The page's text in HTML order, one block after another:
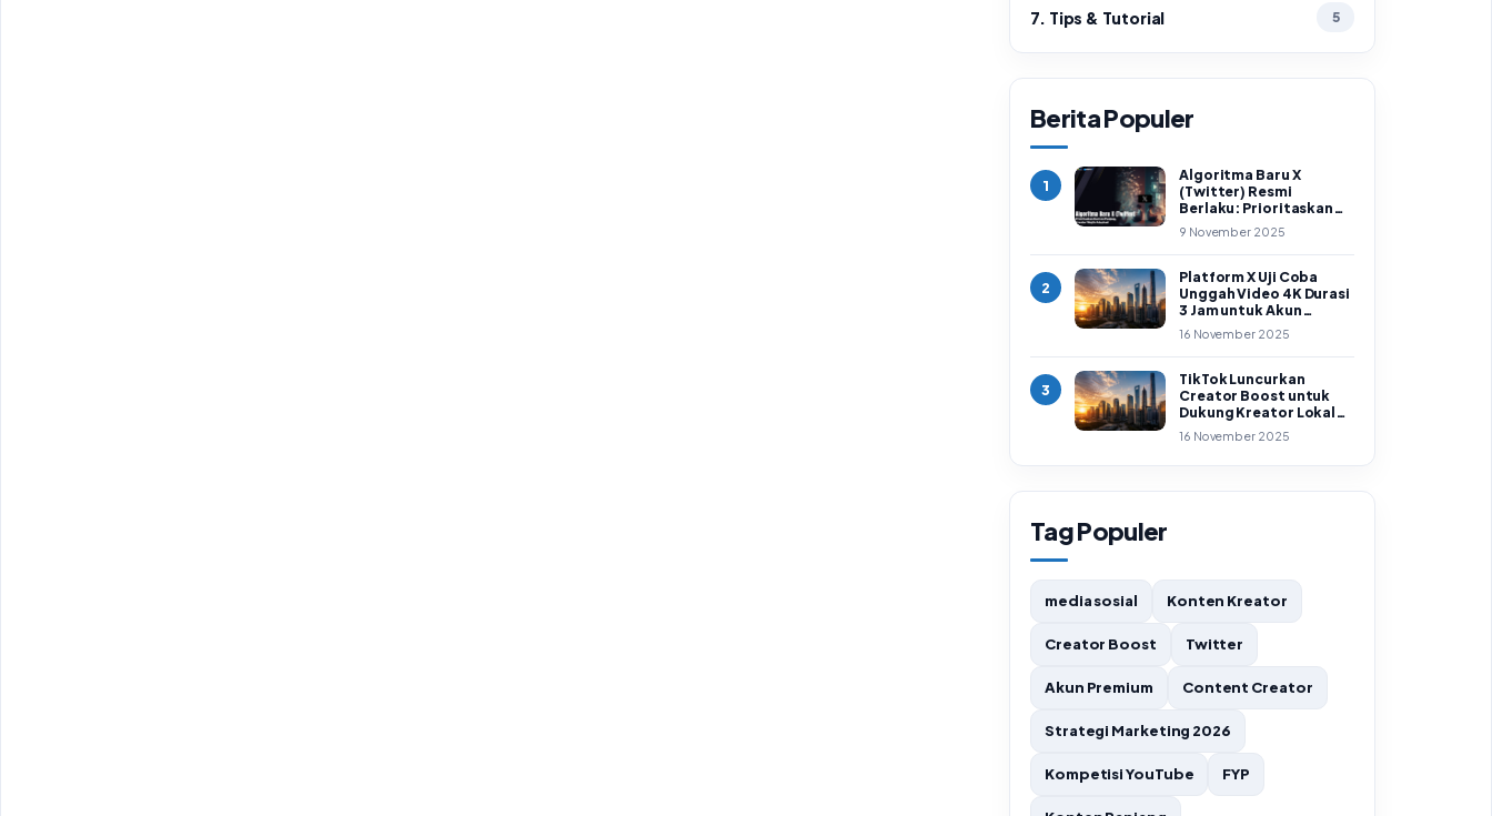
7. Tips & Tutorial 5
Berita Populer
1
Algoritma Baru X
(Twitter) Resmi
Berlaku: Prioritaskan
Konten Panjang,
Creator Wajib Adaptasi
9 November 2025
2
Platform X Uji Coba
Unggah Video 4K Durasi
3 Jam untuk Akun
Premium
16 November 2025
3
TikTok Luncurkan
Creator Boost untuk
Dukung Kreator Lokal
Indonesia
16 November 2025
Tag Populer
media sosial Konten Kreator
Creator Boost Twitter
Akun Premium Content Creator
Strategi Marketing 2026
Kompetisi YouTube FYP